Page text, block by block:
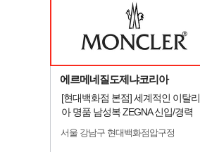
에르메네질도제냐코리아
[현대백화점 본점] 세계적인 이탈리
아 명품 남성복 ZEGNA 신입/경력
서울 강남구 현대백화점압구정